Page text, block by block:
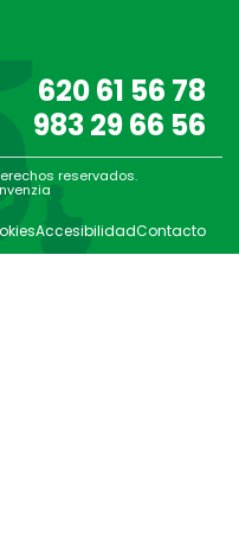
620 61 56 78
983 29 66 56
reservados.
AccesibilidadContacto